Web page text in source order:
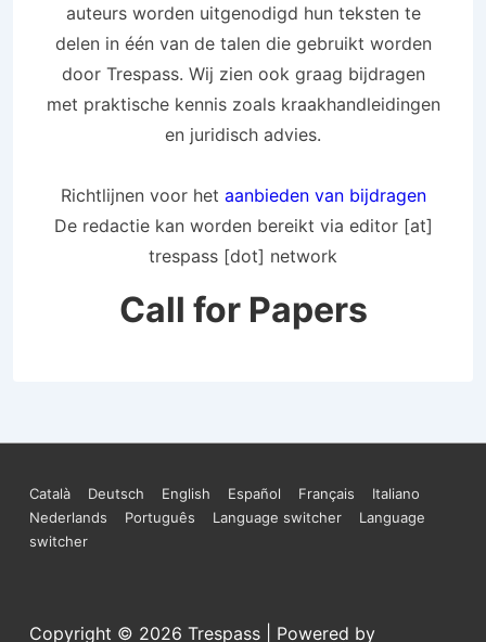
auteurs worden uitgenodigd hun teksten te
delen in één van de talen die gebruikt worden
door Trespass. Wij zien ook graag bijdragen
met praktische kennis zoals kraakhandleidingen
en juridisch advies.
Richtlijnen voor het aanbieden van bijdragen
De redactie kan worden bereikt via editor [at]
trespass [dot] network
Call for Papers
Footer
Menu
Català Deutsch English Español Français
Italiano
Nederlands
Português Language switcher
Language
switcher
Copyright © 2026 Trespass | Powered by